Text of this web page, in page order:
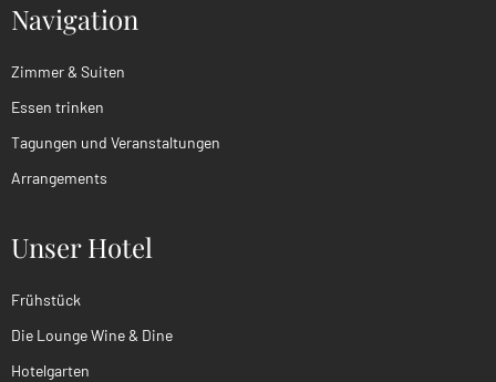
Navigation
Zimmer & Suiten
Essen trinken
Tagungen und Veranstaltungen
Arrangements
Unser Hotel
Frühstück
Die Lounge Wine & Dine
Hotelgarten